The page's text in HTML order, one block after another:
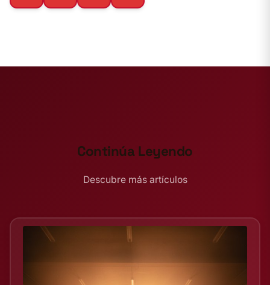
Continúa Leyendo
Descubre más artículos